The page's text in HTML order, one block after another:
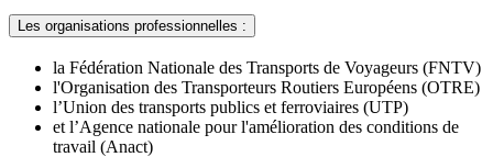
Les organisations professionnelles :
la Fédération Nationale des Transports de Voyageurs (FNTV)
l'Organisation des Transporteurs Routiers Européens (OTRE)
l’Union des transports publics et ferroviaires (UTP)
et l’Agence nationale pour l'amélioration des conditions de
travail (Anact)